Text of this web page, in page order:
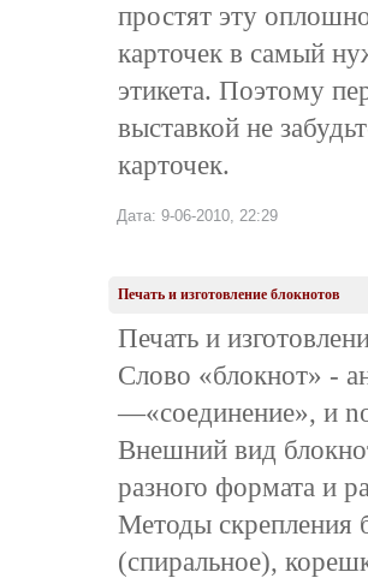
простят эту
карточек в самый
этикета. Поэтому
выставкой не
карточек.
Дата: 9-06-2010, 22:29
Печать и изготовление блокнотов
Печать и
Слово «блокнот» -
—«соединение», и
Внешний вид
разного формата и
Методы скрепления
(спиральное),